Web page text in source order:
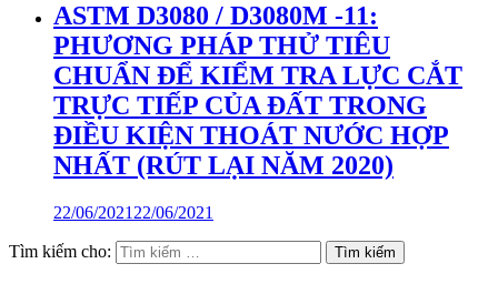
ASTM D3080 / D3080M -11:
PHƯƠNG PHÁP THỬ TIÊU
CHUẨN ĐỂ KIỂM TRA LỰC CẮT
TRỰC TIẾP CỦA ĐẤT TRONG
ĐIỀU KIỆN THOÁT NƯỚC HỢP
NHẤT (RÚT LẠI NĂM 2020)
22/06/2021 22/06/2021
Tìm kiếm cho: